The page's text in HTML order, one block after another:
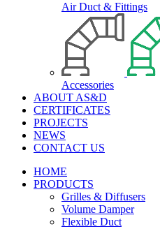
Air Duct & Fittings
Accessories
ABOUT AS&D
CERTIFICATES
PROJECTS
NEWS
CONTACT US
HOME
PRODUCTS
Grilles & Diffusers
Volume Damper
Flexible Duct